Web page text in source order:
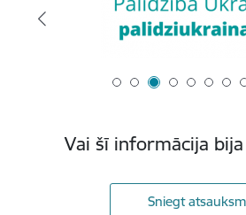
Vai šī informācija
Sniegt